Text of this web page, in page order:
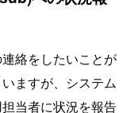
絡をしたいことが
ますが、システム
当者に状況を報告